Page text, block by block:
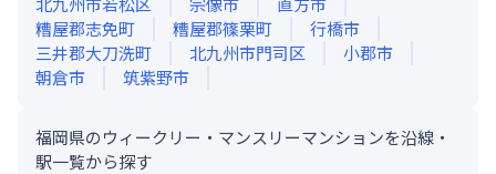
糟屋郡志免町
糟屋郡篠栗町
行橋市
三井郡大刀洗町
北九州市門司区
小郡市
朝倉市
筑紫野市
福岡県のウィークリー・マンスリーマンションを沿線・
駅一覧から探す